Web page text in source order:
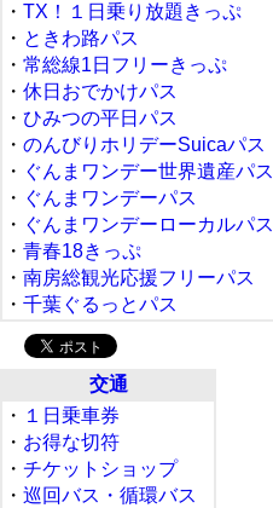
・ TX！１日乗り放題きっぷ
・ ときわ路パス
・ 常総線1日フリーきっぷ
・ 休日おでかけパス
・ ひみつの平日パス
・ のんびりホリデーSuicaパス
・ ぐんまワンデー世界遺産パス
・ ぐんまワンデーパス
・ ぐんまワンデーローカルパス
・ 青春18きっぷ
・ 南房総観光応援フリーパス
・ 千葉ぐるっとパス
交通
・ １日乗車券
・ お得な切符
・ チケットショップ
・ 巡回バス・循環バス